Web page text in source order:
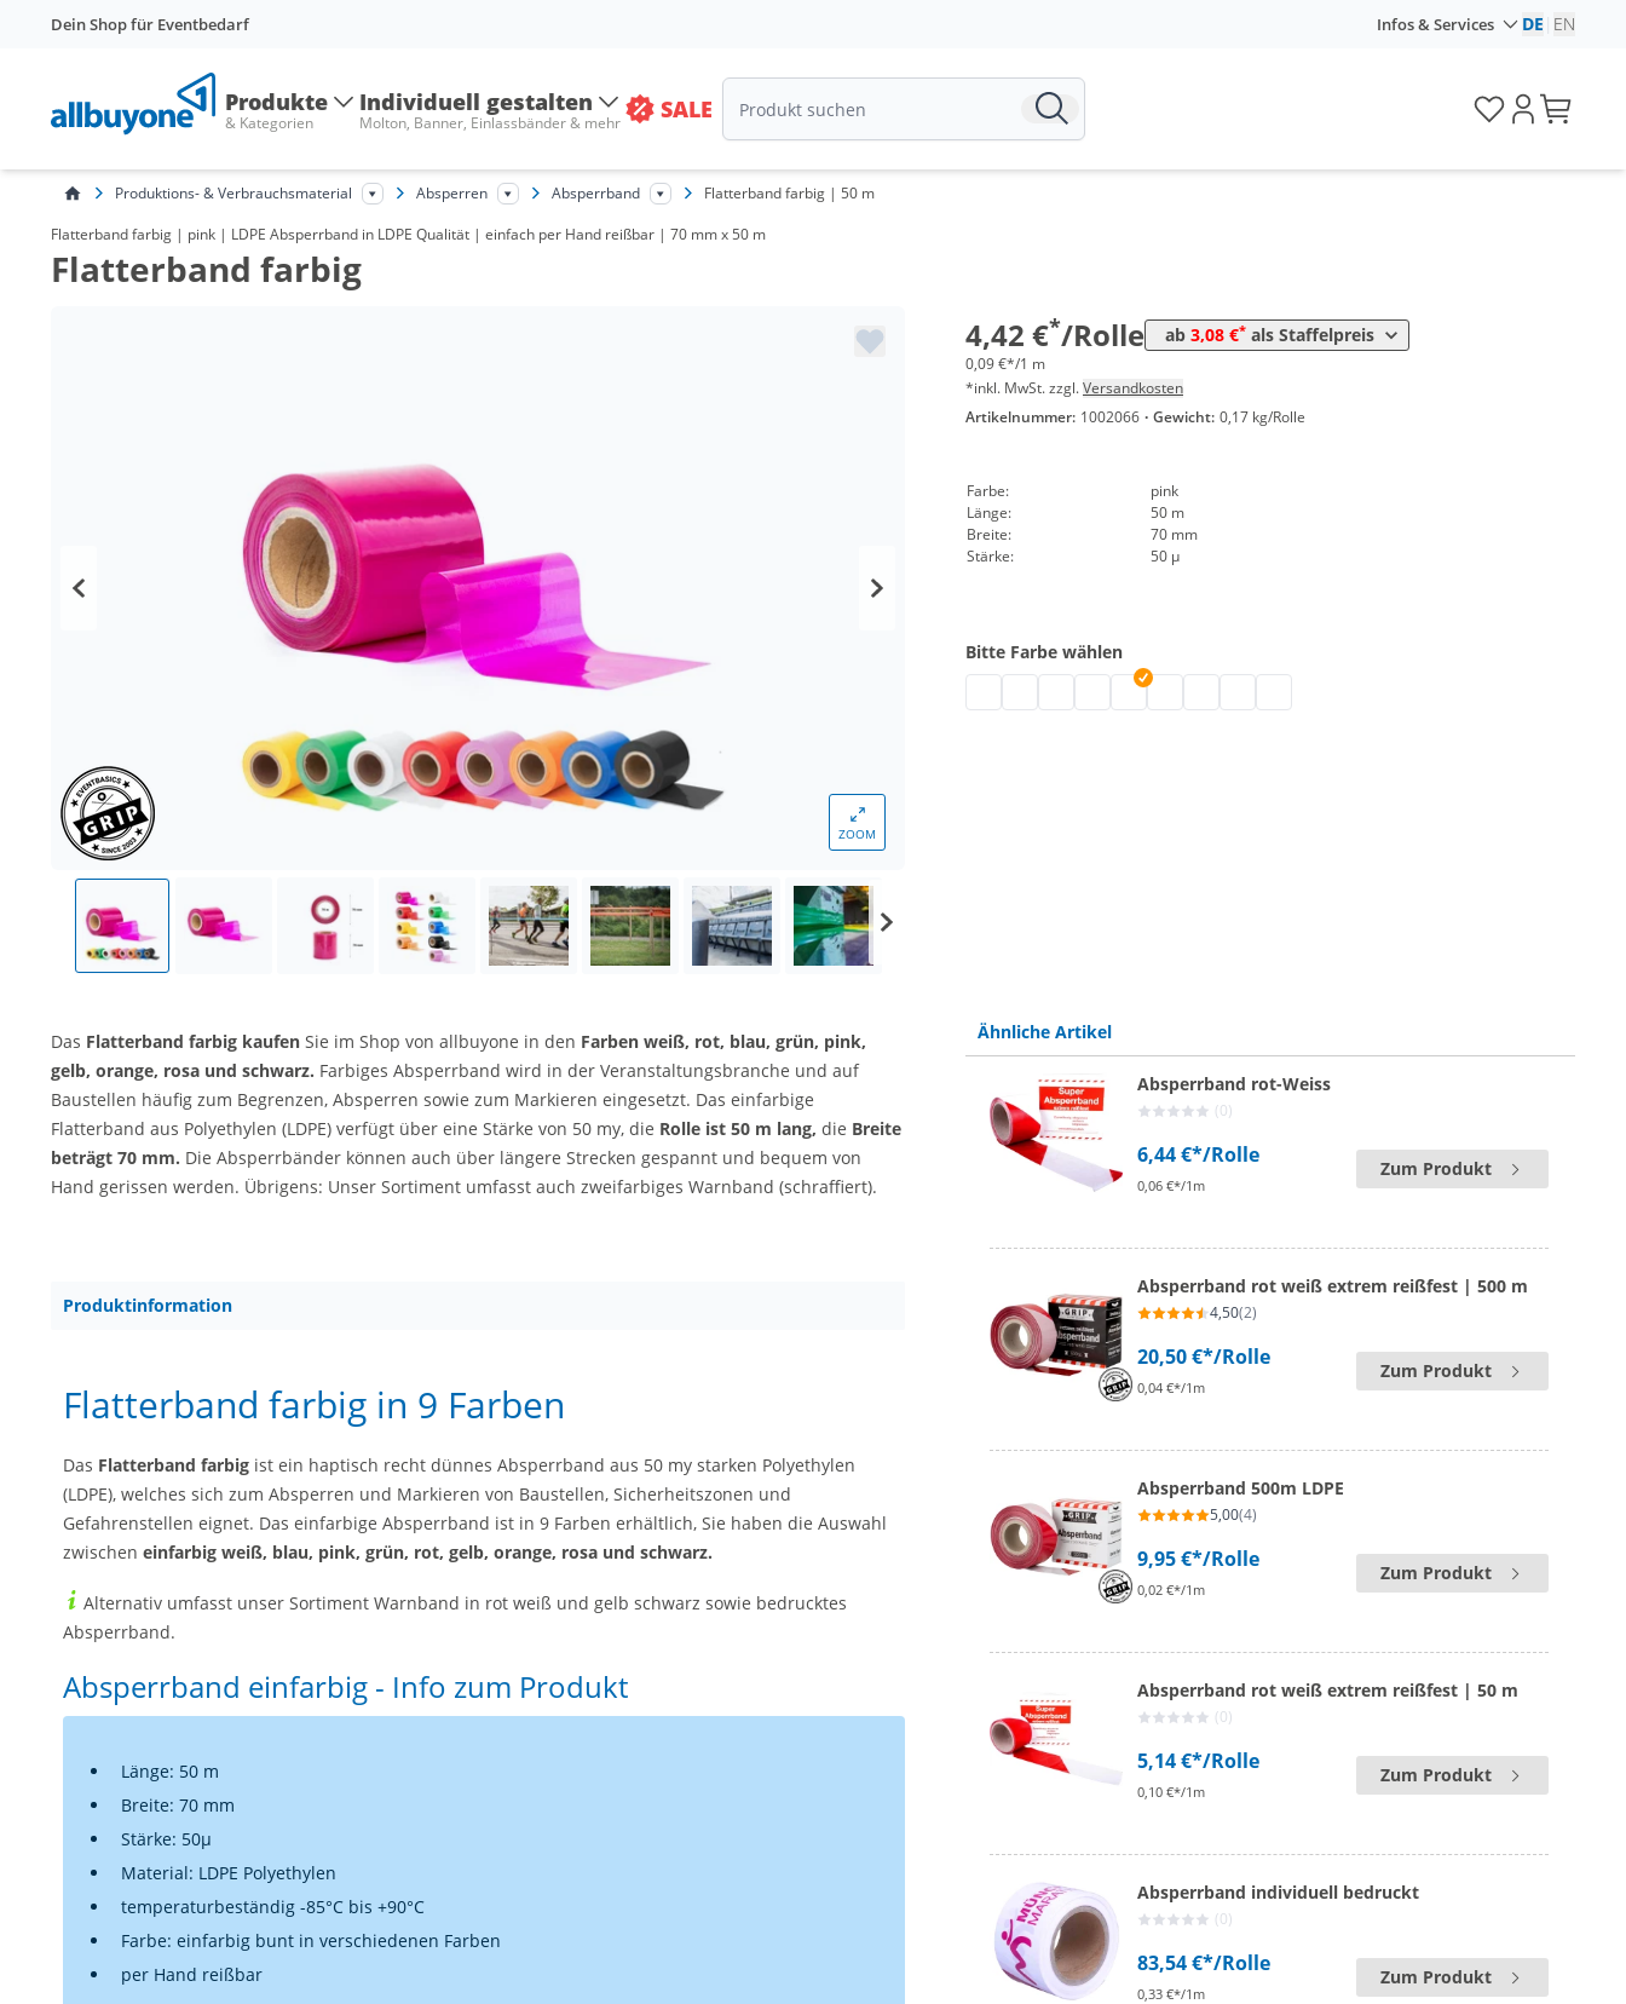
Dein Shop für Eventbedarf Infos & Services DE EN
Produkte
& Kategorien
Individuell gestalten
Molton, Banner, Einlassbänder & mehr SALE
Produktions- & Verbrauchsmaterial Absperren Absperrband Flatterband farbig | 50 m
Flatterband farbig | pink | LDPE Absperrband in LDPE Qualität | einfach per Hand reißbar | 70 mm x 50 m
Flatterband farbig
ZOOM
4,42 €*/Rolle ab 3,08 €* als Staffelpreis
ab 48 Rollen 3,08 € 0,06 €*/1m
0,09 €*/1 m
*inkl. MwSt. zzgl.Versandkosten
Artikelnummer: 1002066 · Gewicht: 0,17 kg/Rolle
Farbe:
pink
Länge:
50 m
Breite:
70 mm
Stärke:
50 µ
Bitte Farbe wählen
Flatterband farbig | schwarz
Flatterband farbig | weiß
Flatterband farbig | blau
Flatterband farbig | grün
Flatterband farbig | pink
Flatterband farbig | rot
Das Flatterband farbig kaufen Sie im Shop von allbuyone in den Farben weiß, rot, blau, grün, pink,
gelb, orange, rosa und schwarz. Farbiges Absperrband wird in der Veranstaltungsbranche und auf
Baustellen häufig zum Begrenzen, Absperren sowie zum Markieren eingesetzt. Das einfarbige
Flatterband aus Polyethylen (LDPE) verfügt über eine Stärke von 50 my, die Rolle ist 50 m lang, die Breite
beträgt 70 mm. Die Absperrbänder können auch über längere Strecken gespannt und bequem von
Hand gerissen werden. Übrigens: Unser Sortiment umfasst auch zweifarbiges Warnband (schraffiert).
Produktinformation
Flatterband farbig in 9 Farben
Das Flatterband farbig ist ein haptisch recht dünnes Absperrband aus 50 my starken Polyethylen
(LDPE), welches sich zum Absperren und Markieren von Baustellen, Sicherheitszonen und
Gefahrenstellen eignet. Das einfarbige Absperrband ist in 9 Farben erhältlich, Sie haben die Auswahl
zwischen einfarbig weiß, blau, pink, grün, rot, gelb, orange, rosa und schwarz.
Alternativ umfasst unser Sortiment Warnband in rot weiß und gelb schwarz sowie bedrucktes
Absperrband.
Absperrband einfarbig - Info zum Produkt
Länge: 50 m
Breite: 70 mm
Stärke: 50µ
Material: LDPE Polyethylen
temperaturbeständig -85°C bis +90°C
Farbe: einfarbig bunt in verschiedenen Farben
per Hand reißbar
Ähnliche Artikel
Absperrband rot-Weiss
(0)
6,44 €*/Rolle
0,06 €*/1m
Zum Produkt
Absperrband rot weiß extrem reißfest | 500 m
4,50(2)
20,50 €*/Rolle
0,04 €*/1m
Zum Produkt
Absperrband 500m LDPE
5,00(4)
9,95 €*/Rolle
0,02 €*/1m
Zum Produkt
Absperrband rot weiß extrem reißfest | 50 m
(0)
5,14 €*/Rolle
0,10 €*/1m
Zum Produkt
Absperrband individuell bedruckt
(0)
83,54 €*/Rolle
0,33 €*/1m
Zum Produkt